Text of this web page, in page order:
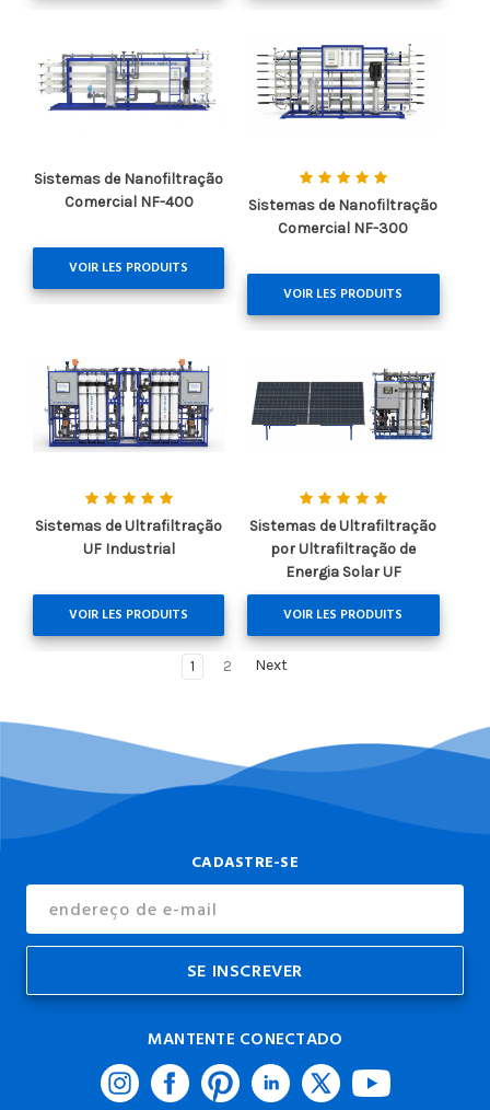
Sistemas de Nanofiltração
Comercial NF-400
VOIR LES PRODUITS
Sistemas de Nanofiltração
Comercial NF-300
VOIR LES PRODUITS
Sistemas de Ultrafiltração
UF Industrial
VOIR LES PRODUITS
Sistemas de Ultrafiltração
por Ultrafiltração de
Energia Solar UF
VOIR LES PRODUITS
1 2 Next
CADASTRE-SE
E-
MANTENTE CONECTADO